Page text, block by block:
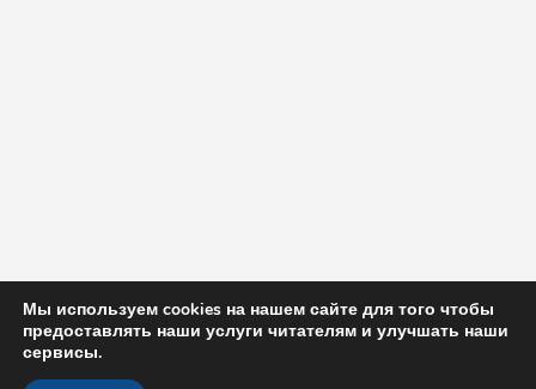
Мы используем cookies на нашем сайте для того чтобы
предоставлять наши услуги читателям и улучшать наши
сервисы.